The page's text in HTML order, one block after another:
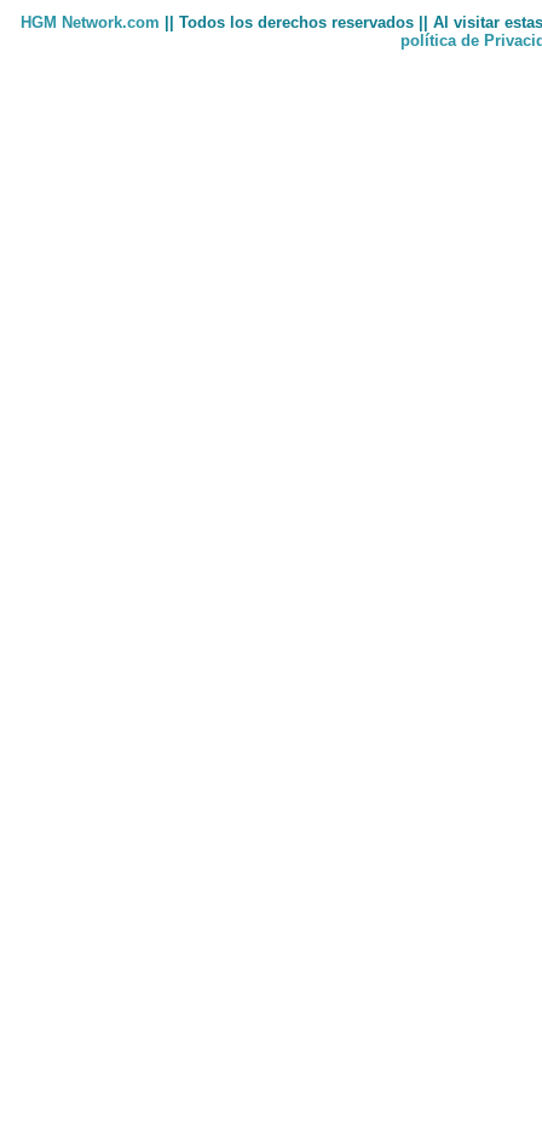
HGM Network.com || Todos los derechos reservados || Al visitar
política de